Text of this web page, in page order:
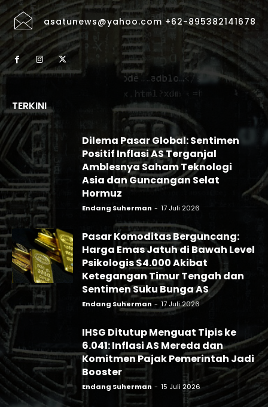
asatunews@yahoo.com +62-895382141678
TERKINI
Dilema Pasar Global: Sentimen
Positif Inflasi AS Terganjal
Amblesnya Saham Teknologi
Asia dan Guncangan Selat
Hormuz
Endang Suherman - 17 Juli 2026
Pasar Komoditas Berguncang:
Harga Emas Jatuh di Bawah Level
Psikologis $4.000 Akibat
Ketegangan Timur Tengah dan
Sentimen Suku Bunga AS
Endang Suherman - 17 Juli 2026
IHSG Ditutup Menguat Tipis ke
6.041: Inflasi AS Mereda dan
Komitmen Pajak Pemerintah Jadi
Booster
Endang Suherman - 15 Juli 2026